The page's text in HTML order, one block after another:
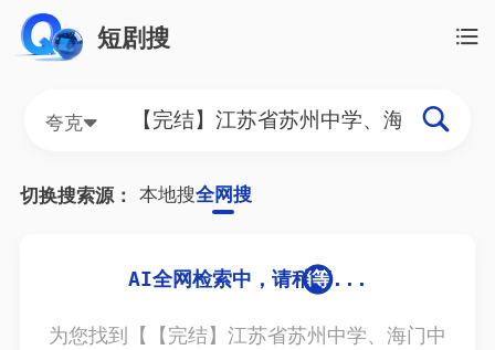
短剧搜
夸克
切换搜索源： 本地搜全网搜
为您找到【 【完结】江苏省苏州中学、海门中